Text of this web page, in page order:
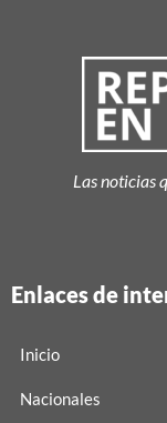
Las noticias
Enlaces de
Inicio
Nacionales